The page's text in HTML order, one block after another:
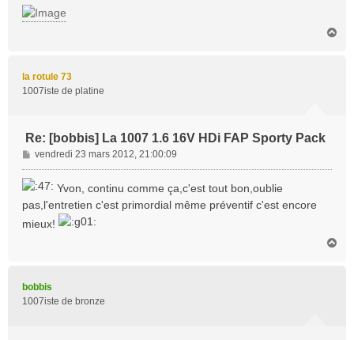
la rotule 73
1007iste de platine
Re: [bobbis] La 1007 1.6 16V HDi FAP Sporty Pack
M
e
s
a
g
vendredi 23 mars 2012, 21:00:09
Yvon, continu comme ça,c'est tout bon,oublie
pas,l'entretien c'est primordial même préventif c'est encore
mieux!
bobbis
1007iste de bronze